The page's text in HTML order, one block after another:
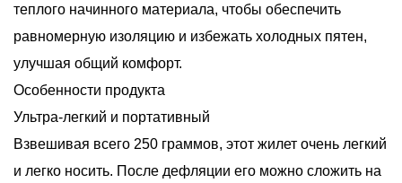
теплого начинного материала, чтобы обеспечить
равномерную изоляцию и избежать холодных пятен,
улучшая общий комфорт.
Особенности продукта
Ультра-легкий и портативный
Взвешивая всего 250 граммов, этот жилет очень легкий
и легко носить. После дефляции его можно сложить на